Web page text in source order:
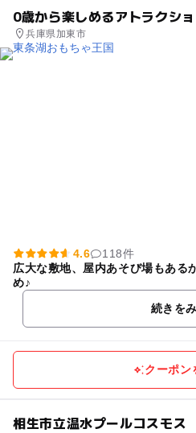
0歳から楽しめるアトラクシ
兵庫県加東市
4.6
118件
広大な敷地、屋内あそび場もある
め♪
続きを
クーポン
相生市立温水プールコスモス